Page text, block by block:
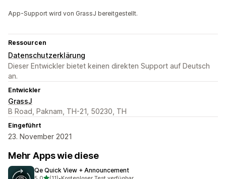
App-Support wird von GrassJ bereitgestellt.
Ressourcen
Datenschutzerklärung
Dieser Entwickler bietet keinen direkten Support auf Deutsch
an.
Entwickler
GrassJ
B Road, Paknam, TH-21, 50230, TH
Eingeführt
23. November 2021
Mehr Apps wie diese
Qe Quick View + Announcement